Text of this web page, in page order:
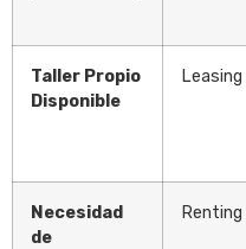
Taller Propio
Disponible
Leasing
Necesidad
de
Renting